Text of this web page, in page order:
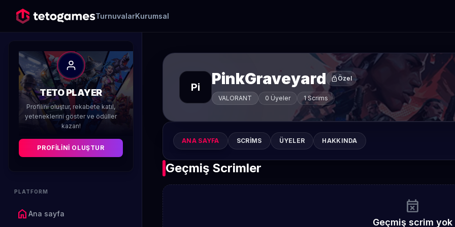
TurnuvalarKurumsal
TETO PLAYER
Profilini oluştur, rekabete katıl,
yeteneklerini göster ve ödüller
kazan!
PROFILINI OLUŞTUR
PLATFORM
home Ana sayfa
Pi PinkGraveyard lock Özel
VALORANT 0 Üyeler 1 Scrims
ANA SAYFA SCRIMS ÜYELER HAKKINDA
Geçmiş Scrimler
event_busy
Geçmiş scrim yok